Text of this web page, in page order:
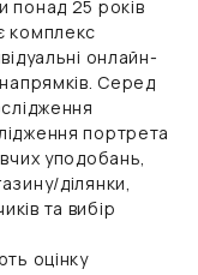
понад 25 років
комплекс
онлайн-
Серед
портрета
уподобань,
ділянки,
та вибір
оцінку